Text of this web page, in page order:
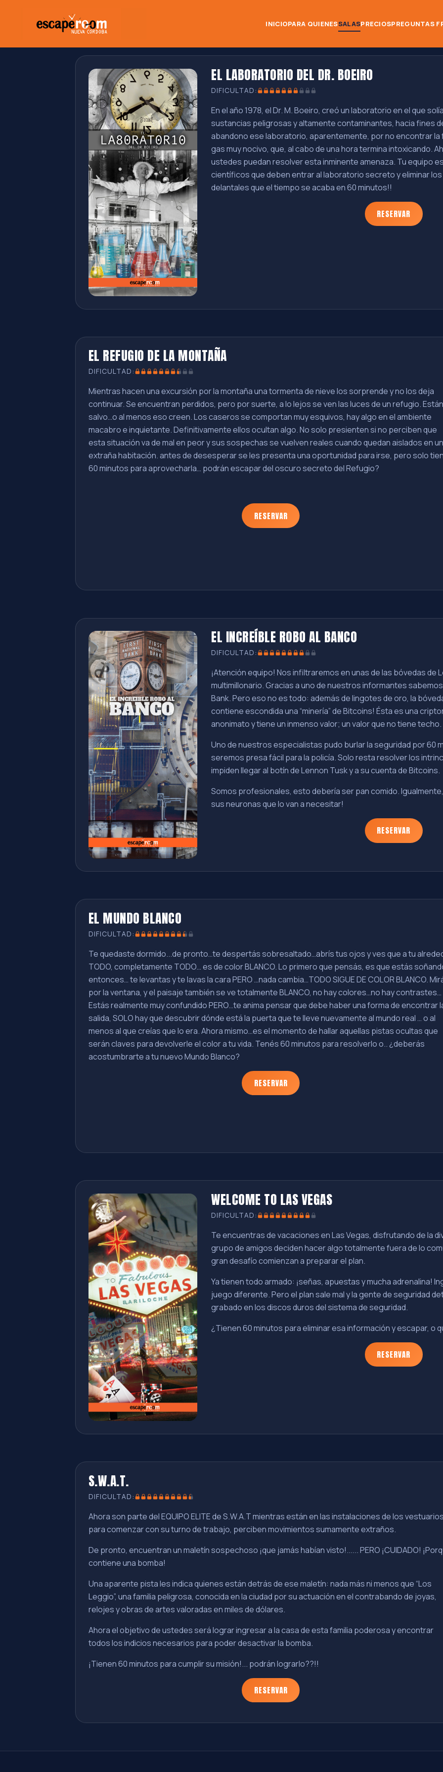
INICIOPARA QUIENESSALASPRECIOSPREGUNTAS
EL LABORATORIO DEL DR. BOEIRO
DIFICULTAD:
En el año 1978, el Dr. M. Boeiro, creó un laboratorio en el que
sustancias peligrosas y altamente contaminantes, hacia fines
abandono ese laboratorio, aparentemente, por no encontrar la
gas muy nocivo, que, al cabo de una hora termina intoxicando.
ustedes puedan resolver esta inminente amenaza. Tu equipo
científicos que deben entrar al laboratorio secreto y eliminar
delantales que el tiempo se acaba en 60 minutos!!
RESERVAR
EL REFUGIO DE LA MONTAÑA
DIFICULTAD:
Mientras hacen una excursión por la montaña una tormenta de nieve los sorprende y no los deja
continuar. Se encuentran perdidos, pero por suerte, a lo lejos se ven las luces de un refugio.
salvo…o al menos eso creen. Los caseros se comportan muy esquivos, hay algo en el ambiente
macabro e inquietante. Definitivamente ellos ocultan algo. No solo presienten si no perciben que
esta situación va de mal en peor y sus sospechas se vuelven reales cuando quedan aislados en
extraña habitación. antes de desesperar se les presenta una oportunidad para irse, pero solo
60 minutos para aprovecharla… podrán escapar del oscuro secreto del Refugio?
RESERVAR
EL INCREÍBLE ROBO AL BANCO
DIFICULTAD:
¡Atención equipo! Nos infiltraremos en unas de las bóvedas de
multimillonario. Gracias a uno de nuestros informantes
Bank. Pero eso no es todo: además de lingotes de oro, la
contiene escondida una “minería” de Bitcoins! Ésta es una
anonimato y tiene un inmenso valor; un valor que no tiene techo.
Uno de nuestros especialistas pudo burlar la seguridad por 60
seremos presa fácil para la policía. Solo resta resolver los
impiden llegar al botín de Lennon Tusk y a su cuenta de Bitcoins.
Somos profesionales, esto debería ser pan comido.
sus neuronas que lo van a necesitar!
RESERVAR
EL MUNDO BLANCO
DIFICULTAD:
Te quedaste dormido...de pronto…te despertás sobresaltado…abrís tus ojos y ves que a tu
TODO, completamente TODO… es de color BLANCO. Lo primero que pensás, es que estás
entonces… te levantas y te lavas la cara PERO …nada cambia…TODO SIGUE DE COLOR BLANCO.
por la ventana, y el paisaje también se ve totalmente BLANCO, no hay colores…no hay contrastes…
Estás realmente muy confundido PERO…te anima pensar que debe haber una forma de encontrar
salida, SOLO hay que descubrir dónde está la puerta que te lleve nuevamente al mundo real … o al
menos al que creías que lo era. Ahora mismo…es el momento de hallar aquellas pistas ocultas que
serán claves para devolverle el color a tu vida. Tenés 60 minutos para resolverlo o.. ¿deberás
acostumbrarte a tu nuevo Mundo Blanco?
RESERVAR
WELCOME TO LAS VEGAS
DIFICULTAD:
Te encuentras de vacaciones en Las Vegas, disfrutando de la
grupo de amigos deciden hacer algo totalmente fuera de lo
gran desafío comienzan a preparar el plan.
Ya tienen todo armado: ¡señas, apuestas y mucha adrenalina!
juego diferente. Pero el plan sale mal y la gente de seguridad
grabado en los discos duros del sistema de seguridad.
¿Tienen 60 minutos para eliminar esa información y escapar, o
RESERVAR
S.W.A.T.
DIFICULTAD:
Ahora son parte del EQUIPO ELITE de S.W.A.T mientras están en las instalaciones de los
para comenzar con su turno de trabajo, perciben movimientos sumamente extraños.
De pronto, encuentran un maletín sospechoso ¡que jamás habían visto!...... PERO ¡CUIDADO!
contiene una bomba!
Una aparente pista les indica quienes están detrás de ese maletín: nada más ni menos que “Los
Leggio”, una familia peligrosa, conocida en la ciudad por su actuación en el contrabando de joyas,
relojes y obras de artes valoradas en miles de dólares.
Ahora el objetivo de ustedes será lograr ingresar a la casa de esta familia poderosa y encontrar
todos los indicios necesarios para poder desactivar la bomba.
¡Tienen 60 minutos para cumplir su misión!... podrán lograrlo??!!
RESERVAR